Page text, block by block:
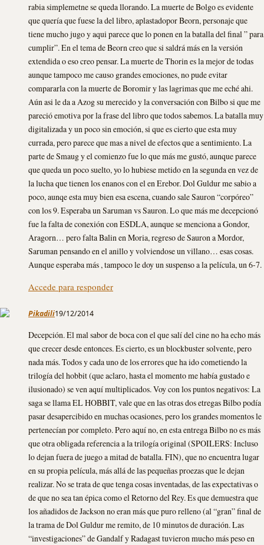
rabia simplemetne se queda llorando. La muerte de Bolgo es evidente
que quería que fuese la del libro, aplastadopor Beorn, personaje que
tiene mucho jugo y aqui parece que lo ponen en la batalla del final ” para
cumplir”. En el tema de Beorn creo que si saldrá más en la versión
extendida o eso creo pensar. La muerte de Thorin es la mejor de todas
aunque tampoco me causo grandes emociones, no pude evitar
compararla con la muerte de Boromir y las lagrimas que me eché ahi.
Aún asi le da a Azog su merecido y la conversación con Bilbo si que me
pareció emotiva por la frase del libro que todos sabemos. La batalla muy
digitalizada y un poco sin emoción, si que es cierto que esta muy
currada, pero parece que mas a nivel de efectos que a sentimiento. La
parte de Smaug y el comienzo fue lo que más me gustó, aunque parece
que queda un poco suelto, yo lo hubiese metido en la segunda en vez de
la lucha que tienen los enanos con el en Erebor. Dol Guldur me sabio a
poco, aunqe esta muy bien esa escena, cuando sale Sauron “corpóreo”
con los 9. Esperaba un Saruman vs Sauron. Lo que más me decepcionó
fue la falta de conexión con ESDLA, aunque se menciona a Gondor,
Aragorn… pero falta Balin en Moria, regreso de Sauron a Mordor,
Saruman pensando en el anillo y volviendose un villano… esas cosas.
Aunque esperaba más , tampoco le doy un suspenso a la película, un 6-7.
Accede para responder
Pikadili19/12/2014
Decepción. El mal sabor de boca con el que salí del cine no ha echo más
que crecer desde entonces. Es cierto, es un blockbuster solvente, pero
nada más. Todos y cada uno de los errores que ha ido cometiendo la
trilogía del hobbit (que aclaro, hasta el momento me había gustado e
ilusionado) se ven aquí multiplicados. Voy con los puntos negativos: La
saga se llama EL HOBBIT, vale que en las otras dos etregas Bilbo podía
pasar desapercibido en muchas ocasiones, pero los grandes momentos le
pertenecían por completo. Pero aquí no, en esta entrega Bilbo no es más
que otra obligada referencia a la trilogía original (SPOILERS: Incluso
lo dejan fuera de juego a mitad de batalla. FIN), que no encuentra lugar
en su propia película, más allá de las pequeñas proezas que le dejan
realizar. No se trata de que tenga cosas inventadas, de las expectativas o
de que no sea tan épica como el Retorno del Rey. Es que demuestra que
los añadidos de Jackson no eran más que puro relleno (al “gran” final de
la trama de Dol Guldur me remito, de 10 minutos de duración. Las
“investigaciones” de Gandalf y Radagast tuvieron mucho más peso en